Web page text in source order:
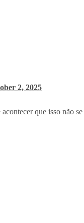
2, 2025
que isso não